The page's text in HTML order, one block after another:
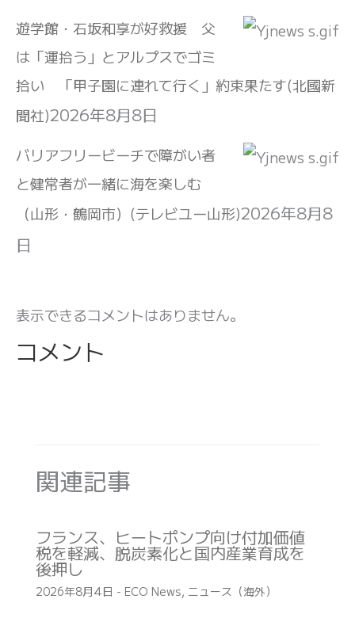
遊学館・石坂和享が好救援 父
は「運拾う」とアルプスでゴミ
拾い 「甲子園に連れて行く」約束果たす(北國新
聞社)2026年8月8日
バリアフリービーチで障がい者
と健常者が一緒に海を楽しむ
（山形・鶴岡市）(テレビユー山形)2026年8月8
日
表示できるコメントはありません。
コメント
関連記事
フランス、ヒートポンプ向け付加価値
税を軽減、脱炭素化と国内産業育成を
後押し
2026年8月4日 - ECO News, ニュース（海外）